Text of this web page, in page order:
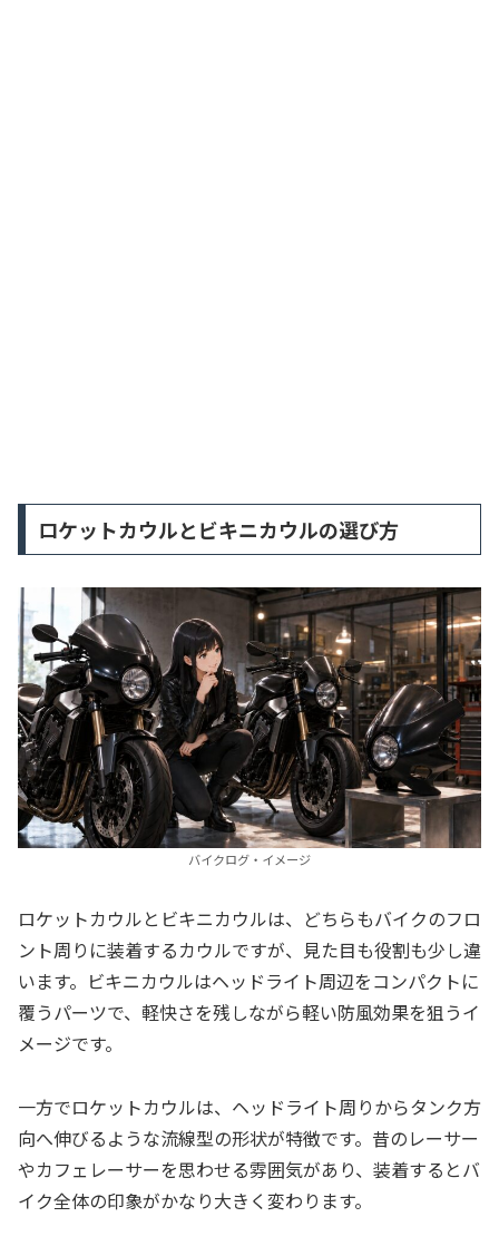
ロケットカウルとビキニカウルの選び方
バイクログ・イメージ
ロケットカウルとビキニカウルは、どちらもバイクのフロ
ント周りに装着するカウルですが、見た目も役割も少し違
います。ビキニカウルはヘッドライト周辺をコンパクトに
覆うパーツで、軽快さを残しながら軽い防風効果を狙うイ
メージです。
一方でロケットカウルは、ヘッドライト周りからタンク方
向へ伸びるような流線型の形状が特徴です。昔のレーサー
やカフェレーサーを思わせる雰囲気があり、装着するとバ
イク全体の印象がかなり大きく変わります。